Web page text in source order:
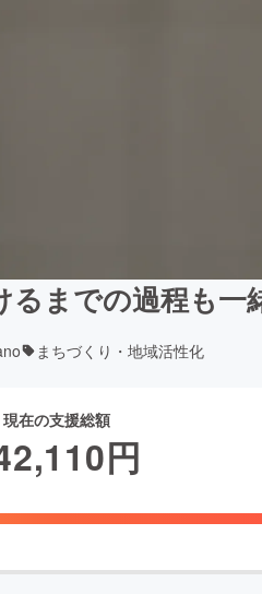
までの過程も一
まちづくり・地域活性化
現在の支援総額
円